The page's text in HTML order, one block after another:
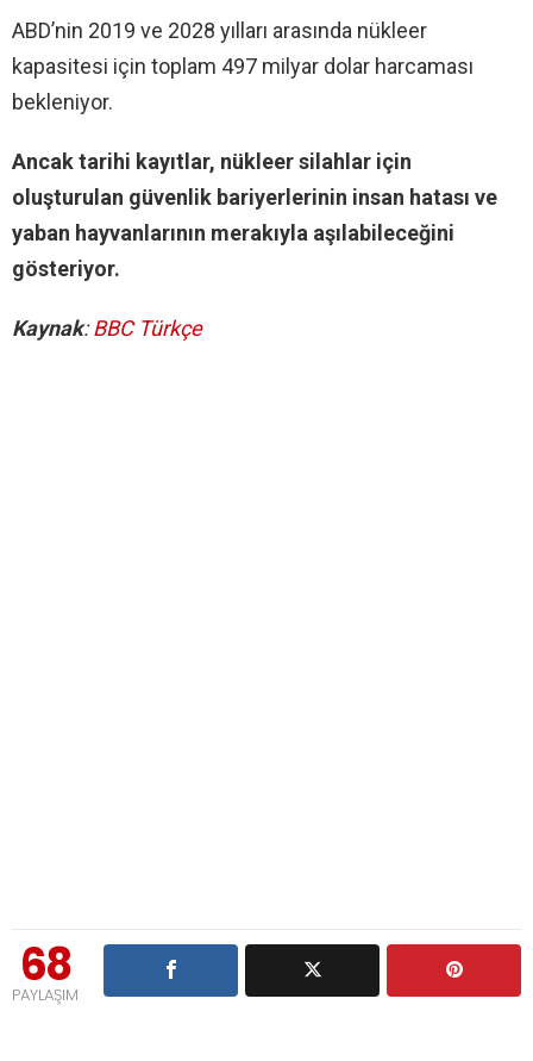
ABD’nin 2019 ve 2028 yılları arasında nükleer
kapasitesi için toplam 497 milyar dolar harcaması
bekleniyor.
Ancak tarihi kayıtlar, nükleer silahlar için
oluşturulan güvenlik bariyerlerinin insan hatası ve
yaban hayvanlarının merakıyla aşılabileceğini
gösteriyor.
Kaynak:BBC Türkçe
68
PAYLAŞIM